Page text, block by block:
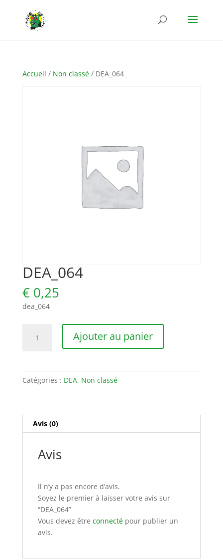
Accueil / Non classé/ DEA_064
DEA_064
€0,25
dea_064
Ajouter au panier
Catégories : DEA, Non classé
Avis (0)
Avis
Il n’y a pas encore d’avis.
Soyez le premier à laisser votre avis sur
“DEA_064”
Vous devez être connectépour publier un
avis.